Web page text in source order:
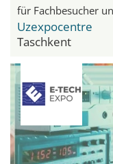
für Fachbesucher
Uzexpocentre
Taschkent